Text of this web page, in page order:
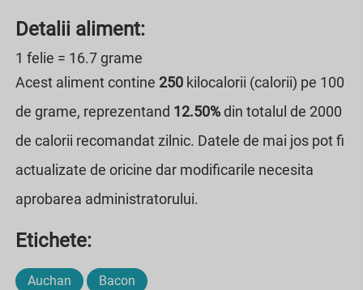
Detalii aliment:
1 felie = 16.7 grame
Acest aliment contine 250 kilocalorii (calorii) pe 100
de grame, reprezentand 12.50%din totalul de 2000
de calorii recomandat zilnic. Datele de mai jos pot fi
actualizate de oricine dar modificarile necesita
aprobarea administratorului.
Etichete:
Auchan Bacon